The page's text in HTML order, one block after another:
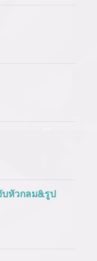
หัวกลม&รูป